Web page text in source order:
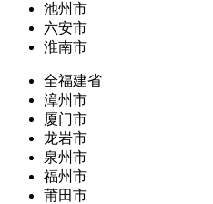
池州市
六安市
淮南市
全福建省
漳州市
厦门市
龙岩市
泉州市
福州市
莆田市